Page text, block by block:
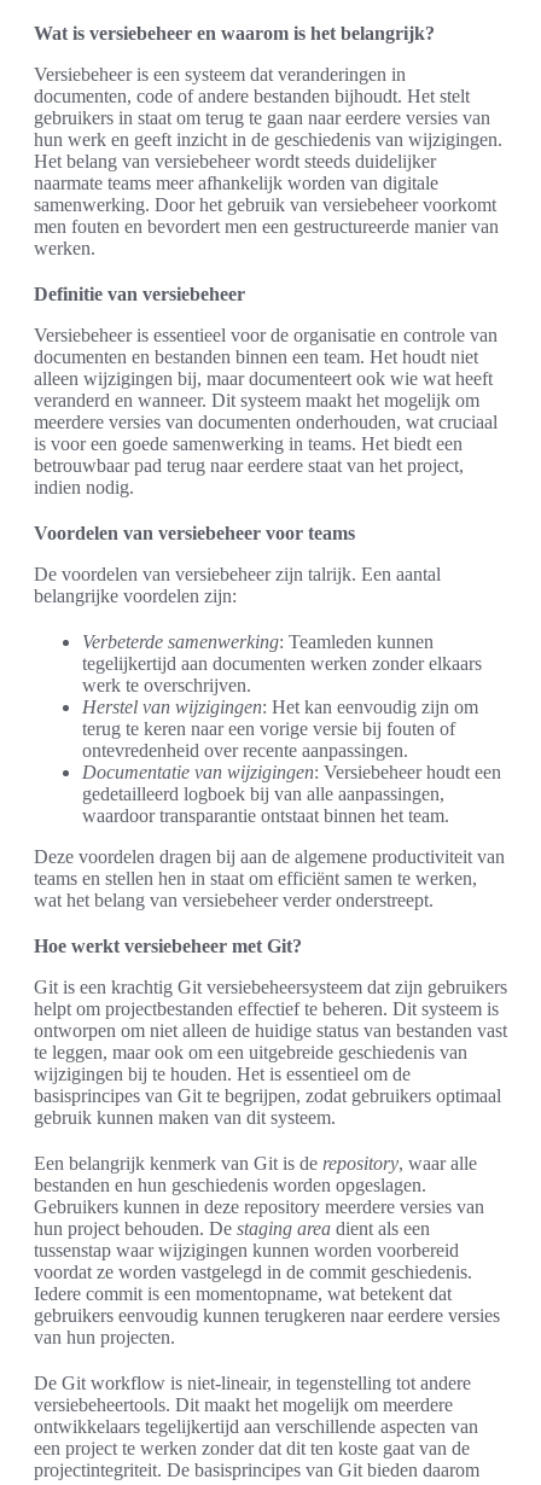
Wat is versiebeheer en waarom is het belangrijk?
Versiebeheer is een systeem dat veranderingen in
documenten, code of andere bestanden bijhoudt. Het stelt
gebruikers in staat om terug te gaan naar eerdere versies van
hun werk en geeft inzicht in de geschiedenis van wijzigingen.
Het belang van versiebeheer wordt steeds duidelijker
naarmate teams meer afhankelijk worden van digitale
samenwerking. Door het gebruik van versiebeheer voorkomt
men fouten en bevordert men een gestructureerde manier van
werken.
Definitie van versiebeheer
Versiebeheer is essentieel voor de organisatie en controle van
documenten en bestanden binnen een team. Het houdt niet
alleen wijzigingen bij, maar documenteert ook wie wat heeft
veranderd en wanneer. Dit systeem maakt het mogelijk om
meerdere versies van documenten onderhouden, wat cruciaal
is voor een goede samenwerking in teams. Het biedt een
betrouwbaar pad terug naar eerdere staat van het project,
indien nodig.
Voordelen van versiebeheer voor teams
De voordelen van versiebeheer zijn talrijk. Een aantal
belangrijke voordelen zijn:
Verbeterde samenwerking: Teamleden kunnen
tegelijkertijd aan documenten werken zonder elkaars
werk te overschrijven.
Herstel van wijzigingen: Het kan eenvoudig zijn om
terug te keren naar een vorige versie bij fouten of
ontevredenheid over recente aanpassingen.
Documentatie van wijzigingen: Versiebeheer houdt een
gedetailleerd logboek bij van alle aanpassingen,
waardoor transparantie ontstaat binnen het team.
Deze voordelen dragen bij aan de algemene productiviteit van
teams en stellen hen in staat om efficiënt samen te werken,
wat het belang van versiebeheer verder onderstreept.
Hoe werkt versiebeheer met Git?
Git is een krachtig Git versiebeheersysteem dat zijn gebruikers
helpt om projectbestanden effectief te beheren. Dit systeem is
ontworpen om niet alleen de huidige status van bestanden vast
te leggen, maar ook om een uitgebreide geschiedenis van
wijzigingen bij te houden. Het is essentieel om de
basisprincipes van Git te begrijpen, zodat gebruikers optimaal
gebruik kunnen maken van dit systeem.
Een belangrijk kenmerk van Git is de repository, waar alle
bestanden en hun geschiedenis worden opgeslagen.
Gebruikers kunnen in deze repository meerdere versies van
hun project behouden. De staging area dient als een
tussenstap waar wijzigingen kunnen worden voorbereid
voordat ze worden vastgelegd in de commit geschiedenis.
Iedere commit is een momentopname, wat betekent dat
gebruikers eenvoudig kunnen terugkeren naar eerdere versies
van hun projecten.
De Git workflow is niet-lineair, in tegenstelling tot andere
versiebeheertools. Dit maakt het mogelijk om meerdere
ontwikkelaars tegelijkertijd aan verschillende aspecten van
een project te werken zonder dat dit ten koste gaat van de
projectintegriteit. De basisprincipes van Git bieden daarom